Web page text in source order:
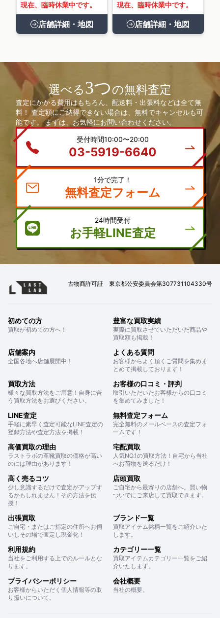
現在、臨時休業中です。
店舗詳細・地図
現在、臨時休業中です。
店舗詳細・地図
選べる3つの無料査定
査定にかかる費用はもちろん、配送料・出張料などは全て無
料！ 査定額にご納得できない場合は、無料でキャンセルも可
能です。 まずは、お気軽にお問い合わせください。
受付時間10:00〜20:00
03-5919-6640
1分で完了！
無料査定フォーム
24時間受付
お手軽LINE査定
古物商許可証 東京都公安委員会第307731104330号
初めての方
買取が初めての方へ！
豊富な買取実績
実際に買取させていただいた商品や
買取額も掲載！
店舗案内
全国各地へ店舗展開中！
よくある質問
お客様からよく頂くご質問を集めま
とめて掲載しております！
買取方法
様々な買取方法をご用意！自身に合
う買取方法をお選びください。
お客様の口コミ・評判
取引いただいたお客様からの口コミ
を集めてみました！
LINE査定
手軽に素早く査定可能なLINE査定の
登録方法や査定方法を掲載！
無料査定フォーム
完全無料のメールベースの査定フォ
ームです！
高価買取の理由
ラストラボの革靴買取の価格が高い
のには理由があります！
宅配買取
人気NO.1の買取方法！自宅から当社
へお荷物を送るだけ！
高く売るコツ
少し意識するだけで査定がアップす
るかもしれません！その方法を伝
授！
店頭買取
ご自宅から最寄りの店舗へ。買い物
ついでにご来店して買取できます。
出張買取
ご自宅・またはご指定の住所へお伺
いしその場で査定し現金化！
ブランド一覧
買取アイテム銘柄一覧をご紹介いた
します。
利用規約
当社をご利用する上でのルールとな
ります。
カテゴリー一覧
買取アイテムカテゴリー一覧をご紹
介いたします。
プライバシーポリシー
お客様からいただく個人情報等の取
り扱いについて。
会社概要
当社の概要。